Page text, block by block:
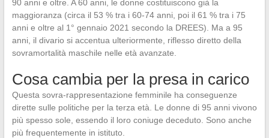
90 anni e oltre. A 60 anni, le donne costituiscono già la
maggioranza (circa il 53 % tra i 60-74 anni, poi il 61 % tra i 75
anni e oltre al 1° gennaio 2021 secondo la DREES). Ma a 95
anni, il divario si accentua ulteriormente, riflesso diretto della
sovramortalità maschile nelle età avanzate.
Cosa cambia per la presa in carico
Questa sovra-rappresentazione femminile ha conseguenze
dirette sulle politiche per la terza età. Le donne di 95 anni vivono
più spesso sole, essendo il loro coniuge deceduto. Sono anche
più frequentemente in istituto.